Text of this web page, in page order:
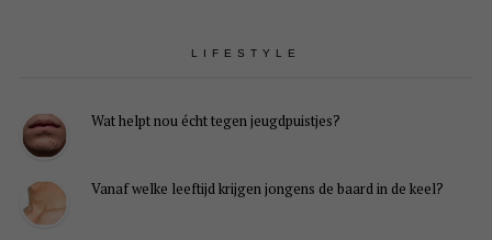
LIFESTYLE
Wat helpt nou écht tegen jeugdpuistjes?
Vanaf welke leeftijd krijgen jongens de baard in de keel?